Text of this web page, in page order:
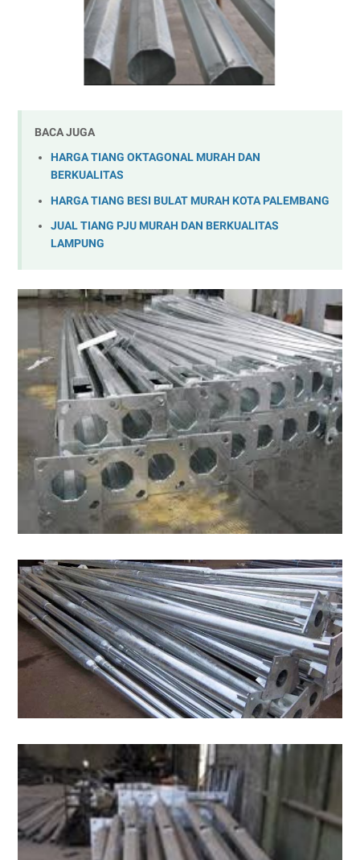
BACA JUGA
HARGA TIANG OKTAGONAL MURAH DAN
BERKUALITAS
HARGA TIANG BESI BULAT MURAH KOTA PALEMBANG
JUAL TIANG PJU MURAH DAN BERKUALITAS
LAMPUNG